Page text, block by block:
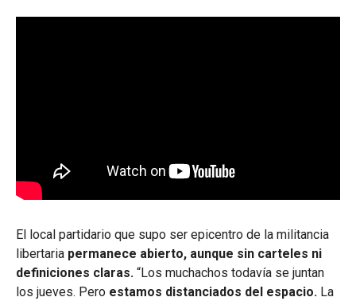
El local partidario que supo ser epicentro de la militancia
libertaria permanece abierto, aunque sin carteles ni
definiciones claras. “Los muchachos todavía se juntan
los jueves. Pero estamos distanciados del espacio. La